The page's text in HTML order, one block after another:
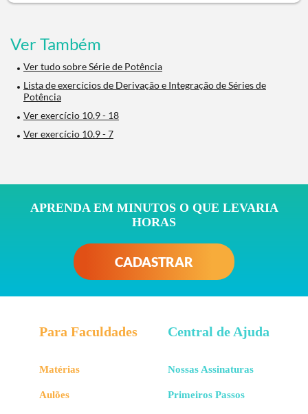
Ver Também
Ver tudo sobre Série de Potência
Lista de exercícios de Derivação e Integração de Séries de
Potência
Ver exercício 10.9 - 18
Ver exercício 10.9 - 7
APRENDA EM MINUTOS O QUE LEVARIA
HORAS
CADASTRAR
Para Faculdades
Matérias
Aulões
Central de Ajuda
Nossas Assinaturas
Primeiros Passos